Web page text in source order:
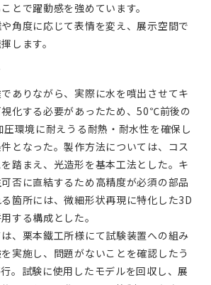
とで躍動感を強めています。
角度に応じて表情を変え、展示空間で
します。
ありながら、実際に水を噴出させてキ
化する必要があったため、50℃前後の
環境に耐えうる耐熱・耐水性を確保し
となった。製作方法については、コス
踏まえ、光造形を基本工法とした。キ
否に直結するため高精度が必須の部品
箇所には、微細形状再現に特化した3D
する構成とした。
、栗本鐵工所様にて試験装置への組み
実施し、問題がないことを確認したう
。試験に使用したモデルを回収し、展